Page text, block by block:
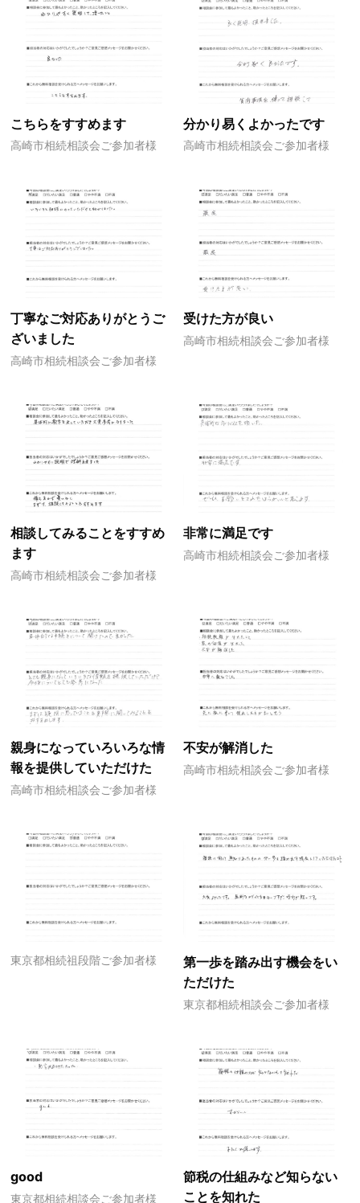
こちらをすすめます
高崎市相続相談会ご参加者様
分かり易くよかったです
高崎市相続相談会ご参加者様
丁寧なご対応ありがとうご
ざいました
高崎市相続相談会ご参加者様
受けた方が良い
高崎市相続相談会ご参加者様
相談してみることをすすめ
ます
高崎市相続相談会ご参加者様
非常に満足です
高崎市相続相談会ご参加者様
親身になっていろいろな情
報を提供していただけた
高崎市相続相談会ご参加者様
不安が解消した
高崎市相続相談会ご参加者様
東京都相続祖段階ご参加者様
第一歩を踏み出す機会をい
ただけた
東京都相続相談会ご参加者様
good
東京都相続相談会ご参加者様
節税の仕組みなど知らない
ことを知れた